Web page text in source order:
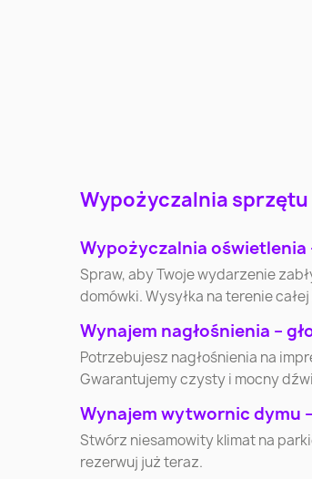
Płock
Jaworzno
Kędzierzyn-Koźle
Wypożyczalnia sprzętu
Wypożyczalnia
Spraw, aby Twoje wydarzenie
domówki. Wysyłka na terenie całej
Wynajem nagłośnienia –
Potrzebujesz nagłośnienia na
Gwarantujemy czysty i mocny
Wynajem wytwornic dymu
Stwórz niesamowity klimat na
rezerwuj już teraz.